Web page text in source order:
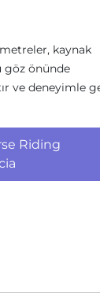
kaynak
göz önünde
ve deneyimle
Riding